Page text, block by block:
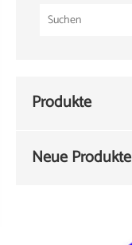
Produkte
Neue Produkte